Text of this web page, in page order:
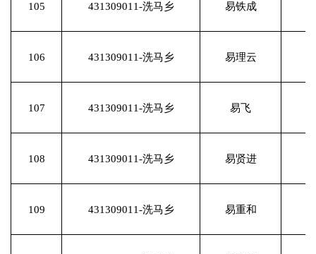
105 431309011-洗马乡 易铁成
106 431309011-洗马乡 易理云
107 431309011-洗马乡 易飞
108 431309011-洗马乡 易贤进
109 431309011-洗马乡 易重和